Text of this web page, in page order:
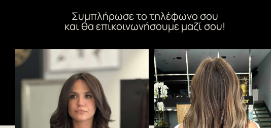
Συμπλήρωσε το τηλέφωνο σου
και θα επικοινωνήσουμε μαζί σου!